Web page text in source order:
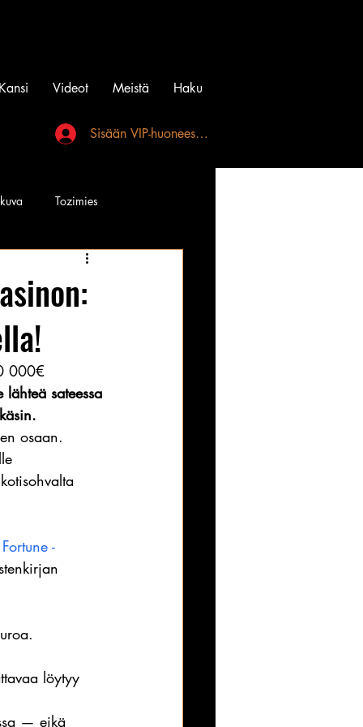
Kansi Videot Meistä Haku
Sisään VIP-huoneeseen
Tozimies
Instagramin Beibit
Tatuointi
000€
sateessa
osaan.
-
löytyy
— eikä